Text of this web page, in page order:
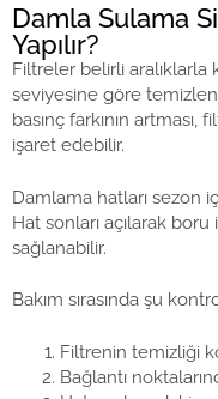
Damla Sulama
Yapılır?
Filtreler belirli
seviyesine göre
basınç farkının
işaret edebilir.
Damlama hatları sezon
Hat sonları açılarak boru
sağlanabilir.
Bakım sırasında şu
Filtrenin temizliği
Bağlantı